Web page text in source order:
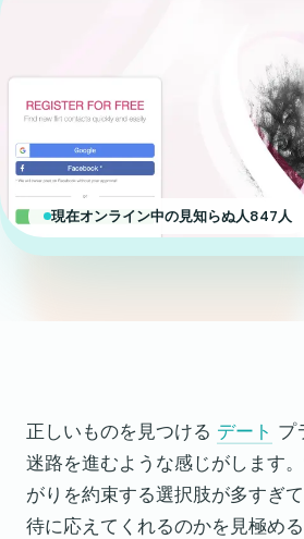
現在オンライン中の見知らぬ人847人
正しいものを見つける デート プ
迷路を進むような感じがします
がりを約束する選択肢が多すぎ
待に応えてくれるのかを見極め